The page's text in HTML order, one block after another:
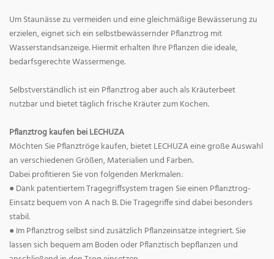
Um Staunässe zu vermeiden und eine gleichmäßige Bewässerung zu
erzielen, eignet sich ein selbstbewässernder Pflanztrog mit
Wasserstandsanzeige. Hiermit erhalten Ihre Pflanzen die ideale,
bedarfsgerechte Wassermenge.
Selbstverständlich ist ein Pflanztrog aber auch als Kräuterbeet
nutzbar und bietet täglich frische Kräuter zum Kochen.
Pflanztrog kaufen bei LECHUZA
Möchten Sie Pflanztröge kaufen, bietet LECHUZA eine große Auswahl
an verschiedenen Größen, Materialien und Farben.
Dabei profitieren Sie von folgenden Merkmalen:
● Dank patentiertem Tragegriffsystem tragen Sie einen Pflanztrog-
Einsatz bequem von A nach B. Die Tragegriffe sind dabei besonders
stabil.
● Im Pflanztrog selbst sind zusätzlich Pflanzeinsätze integriert. Sie
lassen sich bequem am Boden oder Pflanztisch bepflanzen und